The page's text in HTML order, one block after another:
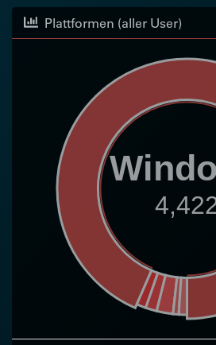
Plattformen (aller User)